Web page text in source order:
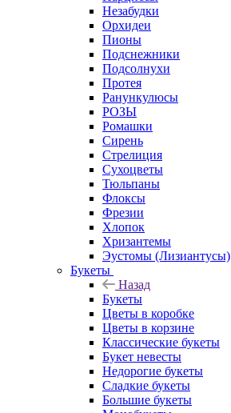
Незабудки
Орхидеи
Пионы
Подснежники
Подсолнухи
Протея
Ранункулюсы
РОЗЫ
Ромашки
Сирень
Стрелиция
Сухоцветы
Тюльпаны
Флоксы
Фрезии
Хлопок
Хризантемы
Эустомы (Лизиантусы)
Букеты
Назад
Букеты
Цветы в коробке
Цветы в корзине
Классические букеты
Букет невесты
Недорогие букеты
Сладкие букеты
Большие букеты